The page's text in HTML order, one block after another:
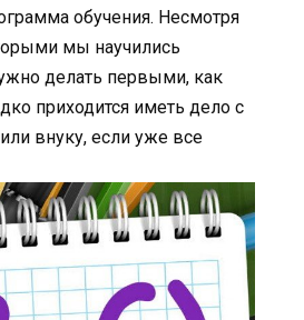
обучения. Несмотря
мы научились
делать первыми, как
приходится иметь дело с
внуку, если уже все